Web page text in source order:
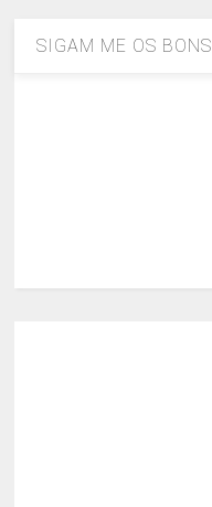
SIGAM ME OS BONS